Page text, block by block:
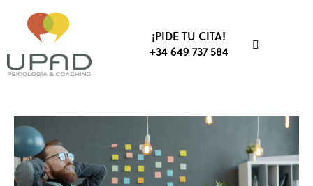
¡PIDE TU CITA!
+34 649 737 584